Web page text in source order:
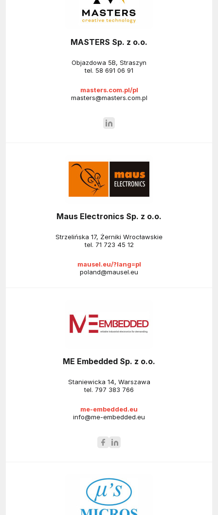
MASTERS Sp. z o.o.
Objazdowa 5B, Straszyn
tel. 58 691 06 91
masters.com.pl/pl
masters@masters.com.pl
Maus Electronics Sp. z o.o.
Strzelińska 17, Żerniki Wrocławskie
tel. 71 723 45 12
mausel.eu/?lang=pl
poland@mausel.eu
ME Embedded Sp. z o.o.
Staniewicka 14, Warszawa
tel. 797 383 766
me-embedded.eu
info@me-embedded.eu